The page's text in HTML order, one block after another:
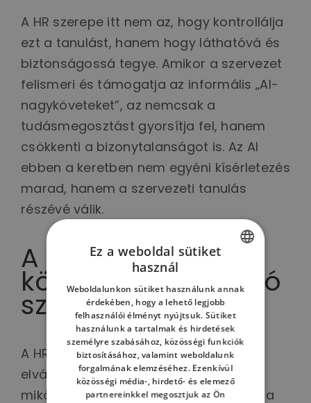
A HR szerepe itt nem az, hogy kontrollálja
ezt a tanulást, hanem hogy láthatóvá és
biztonságossá tegye. Amikor a szervezet
felismeri és támogatja az informális „AI-
nagyköveteket”, az nemcsak a
tudásmegosztást gyorsítja fel, hanem
csökkenti a bizonytalanságot is. Az AI
ebben a keretben nem egyéni kísérletezés
marad, hanem a szervezeti tanulás
részévé válik.
A HR nézőpontja:
közvetítő és irányító
szerep
A HR egyszerre látja a stratégiai
elvárásokat és az egyéni félelmeket,
miközben figyelembe kell vennie az IT, a
ENGLISH
HUNGARIAN
Ez a weboldal sütiket
használ
Weboldalunkon sütiket használunk annak
érdekében, hogy a lehető legjobb
felhasználói élményt nyújtsuk. Sütiket
használunk a tartalmak és hirdetések
személyre szabásához, közösségi funkciók
biztosításához, valamint weboldalunk
forgalmának elemzéséhez. Ezenkívül
közösségi média-, hirdető- és elemező
partnereinkkel megosztjuk az Ön